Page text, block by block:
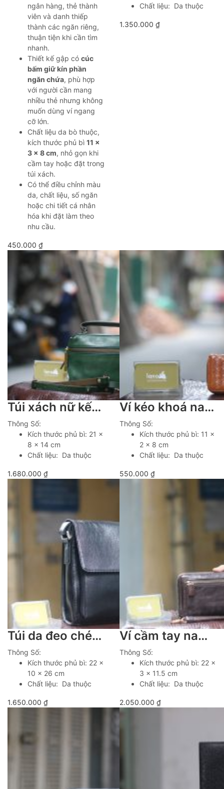
ngân hàng, thẻ thành
viên và danh thiếp
thành các ngăn riêng,
thuận tiện khi cần tìm
nhanh.
Thiết kế gập có cúc
bấm giữ kín phần
ngăn chứa, phù hợp
với người cần mang
nhiều thẻ nhưng không
muốn dùng ví ngang
cỡ lớn.
Chất liệu da bò thuộc,
kích thước phủ bì 11 ×
3 × 8 cm, nhỏ gọn khi
cầm tay hoặc đặt trong
túi xách.
Có thể điều chỉnh màu
da, chất liệu, số ngăn
hoặc chi tiết cá nhân
hóa khi đặt làm theo
nhu cầu.
450.000 ₫
Chất liệu: Da thuộc
1.350.000 ₫
Túi xách nữ kết hợp đeo chéo da bò cao cấp Lano TXN072
Thông Số:
Kích thước phủ bì: 21 x
8 x 14 cm
Chất liệu: Da thuộc
1.680.000 ₫
Ví kéo khoá nam da đan mẫu mới Lano VDN097
Thông Số:
Kích thước phủ bì: 11 x
2 x 8 cm
Chất liệu: Da thuộc
550.000 ₫
Túi da đeo chéo nam dáng hộp Lano KT216
Thông Số:
Kích thước phủ bì: 22 x
10 x 26 cm
Chất liệu: Da thuộc
1.650.000 ₫
Ví cầm tay nam da bò cao cấp Lano VCTN092
Thông Số:
Kích thước phủ bì: 22 x
3 x 11.5 cm
Chất liệu: Da thuộc
2.050.000 ₫